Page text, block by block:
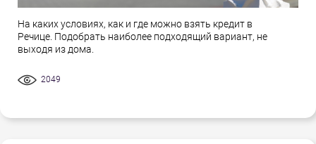
На каких условиях, как и где можно взять кредит в
Речице. Подобрать наиболее подходящий вариант, не
выходя из дома.
2049